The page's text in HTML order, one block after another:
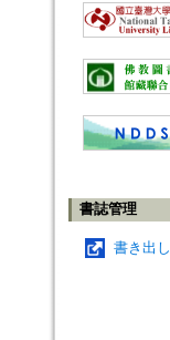
書誌管理
書き出し